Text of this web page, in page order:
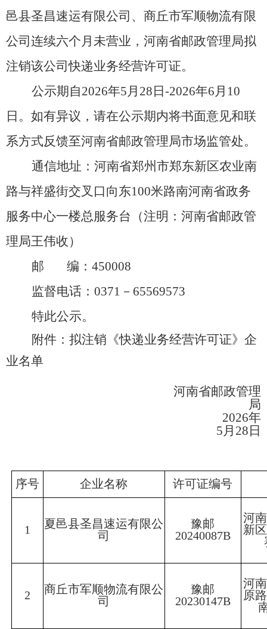
邑县圣昌速运有限公司、商丘市军顺物流有限
公司连续六个月未营业，河南省邮政管理局拟
注销该公司快递业务经营许可证。
公示期自2026年5月28日-2026年6月10
日。如有异议，请在公示期内将书面意见和联
系方式反馈至河南省邮政管理局市场监管处。
通信地址：河南省郑州市郑东新区农业南
路与祥盛街交叉口向东100米路南河南省政务
服务中心一楼总服务台（注明：河南省邮政管
理局王伟收）
邮
编： 450008
监督电话： 0371－65569573
特此公示。
附件：拟注销《快递业务经营许可证》企
业名单
河南省邮政管理
局
2026年
5月28日
序号 企业名称 许可证编号
1
夏邑县圣昌速运有限公
司
豫邮
20240087B
河
新
2
商丘市军顺物流有限公
司
豫邮
20230147B
河
原